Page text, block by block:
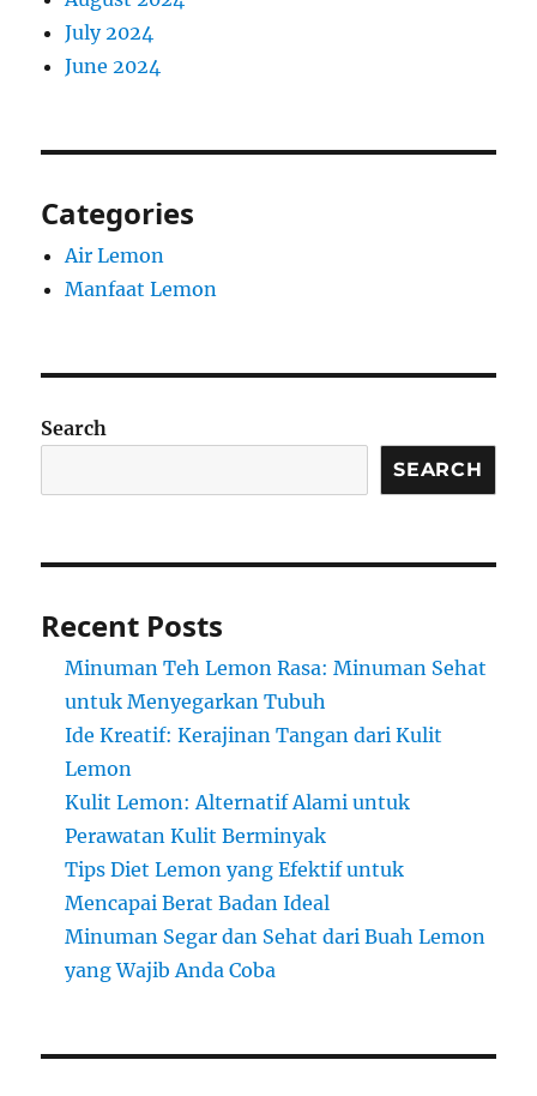
July 2024
June 2024
Categories
Air Lemon
Manfaat Lemon
Search
SEARCH
Recent Posts
Minuman Teh Lemon Rasa: Minuman Sehat
untuk Menyegarkan Tubuh
Ide Kreatif: Kerajinan Tangan dari Kulit
Lemon
Kulit Lemon: Alternatif Alami untuk
Perawatan Kulit Berminyak
Tips Diet Lemon yang Efektif untuk
Mencapai Berat Badan Ideal
Minuman Segar dan Sehat dari Buah Lemon
yang Wajib Anda Coba